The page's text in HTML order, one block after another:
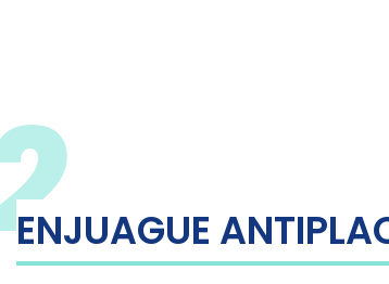
ENJUAGUE